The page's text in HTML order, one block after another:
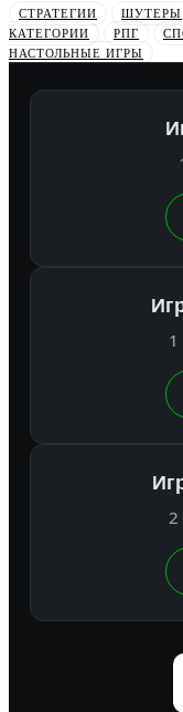
СТРАТЕГИИ ШУТЕРЫ
КАТЕГОРИИ
РПГ
НАСТОЛЬНЫЕ ИГРЫ
1
2